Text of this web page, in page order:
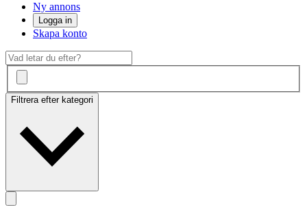
Ny annons
Logga in
Skapa konto
Filtrera efter kategori